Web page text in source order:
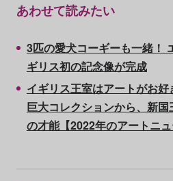
あわせて読みたい
3匹の愛犬コーギーも一緒！
ギリス初の記念像が完成
イギリス王室はアートがお
巨大コレクションから、新
の才能【2022年のアートニュ